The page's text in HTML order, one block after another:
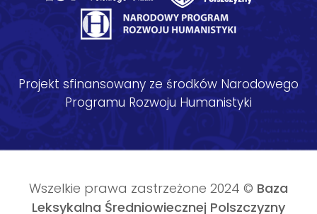
Projekt sfinansowany ze środków Narodowego
Programu Rozwoju Humanistyki
Wszelkie prawa zastrzeżone 2024 © Baza
Leksykalna Średniowiecznej Polszczyzny